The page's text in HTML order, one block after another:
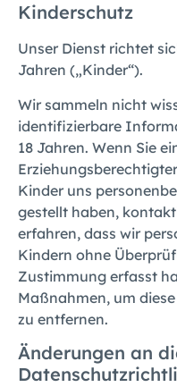
Kinderschutz
Unser Dienst richtet
Jahren („Kinder“).
Wir sammeln nicht
identifizierbare
18 Jahren. Wenn Sie
Kinder uns
gestellt haben,
erfahren, dass wir
Kindern ohne
Zustimmung erfasst
Maßnahmen, um
zu entfernen.
Änderungen an